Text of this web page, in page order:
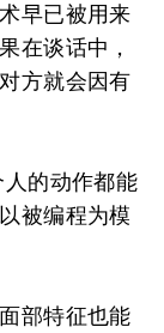
早已被用来
在谈话中，
方就会因有
的动作都能
被编程为模
部特征也能